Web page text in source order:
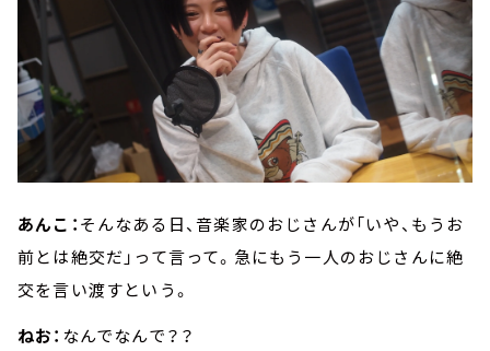
あんこ：そんなある日、音楽家のおじさんが「いや、もうお
前とは絶交だ」って言って。急にもう一人のおじさんに絶
交を言い渡すという。
ねお： なんでなんで？？